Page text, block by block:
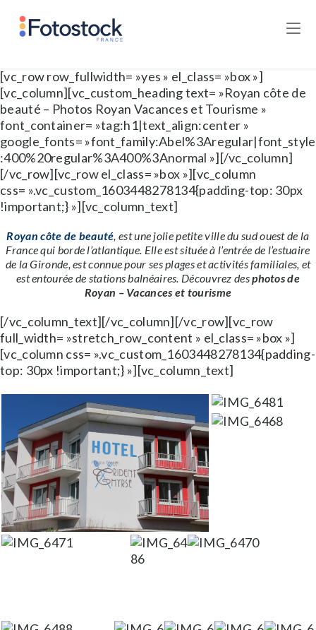
[vc_row row_fullwidth= »yes » el_class= »box »]
[vc_column][vc_custom_heading text= »Royan côte de
beauté – Photos Royan Vacances et Tourisme »
font_container= »tag:h1|text_align:center »
google_fonts= »font_family:Abel%3Aregular|font_style
:400%20regular%3A400%3Anormal »][/vc_column]
[/vc_row][vc_row el_class= »box »][vc_column
css= ».vc_custom_1603448278134{padding-top: 30px
!important;} »][vc_column_text]
Royan côte de beauté, est une jolie petite ville du sud ouest de la
France qui borde l’atlantique. Elle est située à l’entrée de l’estuaire
de la Gironde, est connue pour ses plages et activités familiales, et
est entourée de stations balnéaires. Découvrez desphotos de
Royan – Vacances et tourisme
[/vc_column_text][/vc_column][/vc_row][vc_row
full_width= »stretch_row_content » el_class= »box »]
[vc_column css= ».vc_custom_1603448278134{padding-
top: 30px !important;} »][vc_column_text]